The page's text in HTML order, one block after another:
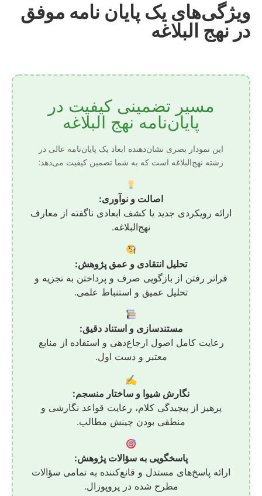
ویژگی‌های یک پایان نامه موفق
در نهج البلاغه
مسیر تضمینی کیفیت در
پایان‌نامه نهج البلاغه
این نمودار بصری نشان‌دهنده ابعاد یک پایان‌نامه عالی در
رشته نهج‌البلاغه است که به شما تضمین کیفیت می‌دهد:
اصالت و نوآوری:
ارائه رویکردی جدید یا کشف ابعادی ناگفته از معارف
نهج‌البلاغه.
تحلیل انتقادی و عمق پژوهش:
فراتر رفتن از بازگویی صرف و پرداختن به تجزیه و
تحلیل عمیق و استنباط علمی.
مستندسازی و استناد دقیق:
رعایت کامل اصول ارجاع‌دهی و استفاده از منابع
معتبر و دست اول.
✍️
نگارش شیوا و ساختار منسجم:
پرهیز از پیچیدگی کلام، رعایت قواعد نگارشی و
منطقی بودن چینش مطالب.
پاسخگویی به سؤالات پژوهش:
ارائه پاسخ‌های مستدل و قانع‌کننده به تمامی سؤالات
مطرح شده در پروپوزال.